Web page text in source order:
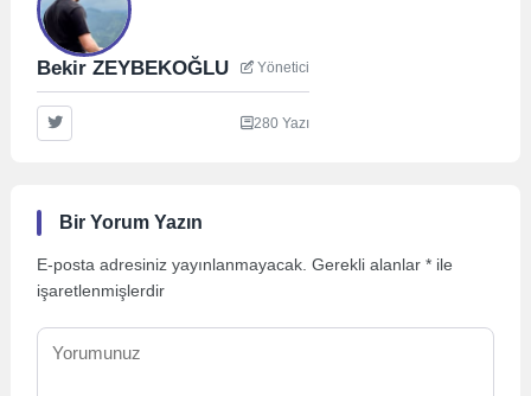
Bekir ZEYBEKOĞLU Yönetici
280 Yazı
Bir Yorum Yazın
E-posta adresiniz yayınlanmayacak. Gerekli alanlar* ile
işaretlenmişlerdir